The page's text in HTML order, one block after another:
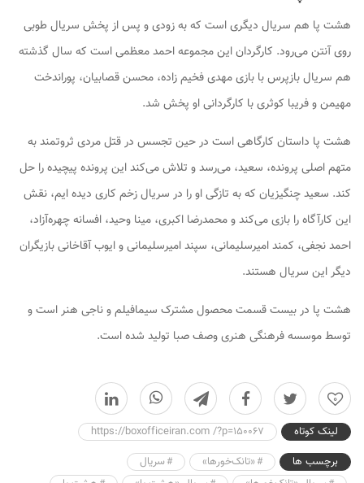
هشت پا هم سریال دیگری است که به زودی و پس از پخش سریال طوبی
روی آنتن می‌رود. کارگردان این مجموعه احمد معظمی است که سال گذشته
هم سریال بازپرس با بازی مهدی فخیم زاده، محسن قصابیان، پوراندخت
مهیمن و فریبا کوثری با کارگردانی او پخش شد.
هشت پا داستان کارگاهی است در حین تجسس در قتل مردی ثروتمند به
متهم اصلی پرونده، سعید، می‌رسد و تلاش می‌کند این پرونده پیچیده را حل
کند. سعید چنگیزیان که به تازگی او را در سریال زخم کاری دیده ایم، نقش
این کارآگاه را بازی می‌کند و محمدرضا اکبری، مینا وحید، افسانه چهره‌آزاد،
احمد نجفی، کمند امیرسلیمانی، سپند امیرسلیمانی و ایوب آقاخانی بازیگران
دیگر این سریال هستند.
هشت پا در بیست قسمت محصول مشترک سیمافیلم و ناجی هنر است و
توسط موسسه فرهنگی هنری وصف صبا تولید شده است.
0
لینک کوتاه
https://boxofficeiran.com /?p=150067
برچسب ها
«تانک‌خور‌ها»
سریال